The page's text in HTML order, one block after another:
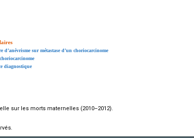
sur métastase d’un choriocarcinome
diagnostique
sur les morts maternelles (2010–2012).